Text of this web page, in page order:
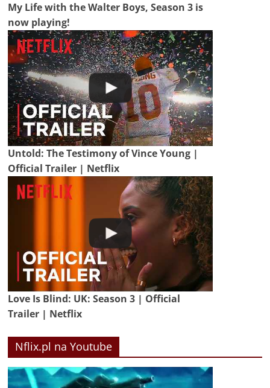
My Life with the Walter Boys, Season 3 is
now playing!
Untold: The Testimony of Vince Young |
Official Trailer | Netflix
Love Is Blind: UK: Season 3 | Official
Trailer | Netflix
Nflix.pl na Youtube